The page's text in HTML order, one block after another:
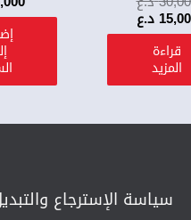
د.ع
قراءة
المزيد
سياسة الإسترجاع